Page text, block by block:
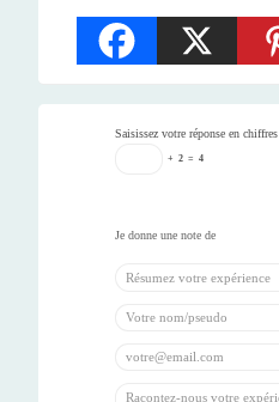
Saisissez votre réponse en chiffres
+ 2 = 4